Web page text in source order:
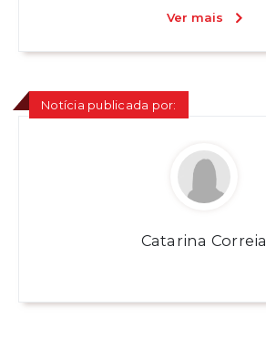
Ver mais
Notícia publicada por:
Catarina Correia